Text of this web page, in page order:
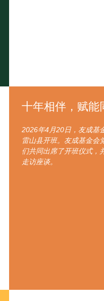
十年相伴，赋
2026年4月20日，友成基
雷山县开班。友成基金会
们共同出席了开班仪式，
走访座谈。